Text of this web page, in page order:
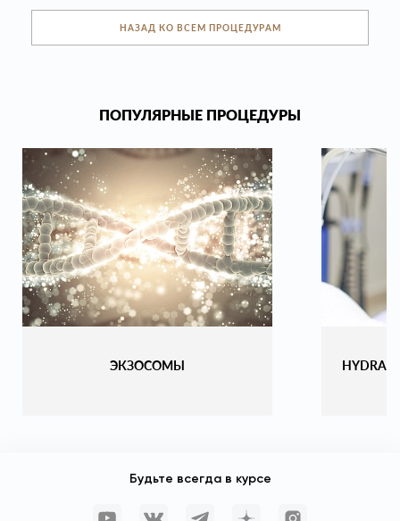
НАЗАД КО ВСЕМ ПРОЦЕДУРАМ
ПОПУЛЯРНЫЕ ПРОЦЕДУРЫ
ЭКЗОСОМЫ
Будьте всегда в курсе